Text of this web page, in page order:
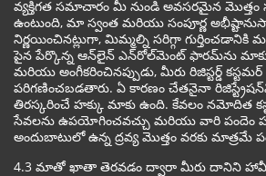
వ్యక్తిగత సమాచారం మీ నుండి అవసరమైన
ఉంటుంది, మా స్వంత మరియు సంపూర్ణ
నిర్ణయించినట్లుగా, మిమ్మల్ని సరిగ్గా గుర్తించడానికి
పైన పేర్కొన్న ఆన్‌లైన్ ఎన్‌రోల్‌మెంట్ ఫారమ్‌ను మాకు
మరియు అంగీకరించినప్పుడు, మీరు రిజిస్టర్డ్
పరిగణించబడతారు. ఏ కారణం చేతనైనా
తిరస్కరించే హక్కు మాకు ఉంది. కేవలం నమోదిత
సేవలను ఉపయోగించవచ్చు మరియు వారి
అందుబాటులో ఉన్న ద్రవ్య మొత్తం వరకు మాత్రమే
4.3 మాతో ఖాతా తెరవడం ద్వారా మీరు దానిని హామీ